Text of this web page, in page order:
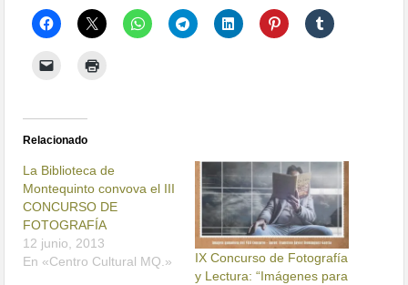
Relacionado
La Biblioteca de
Montequinto convova el III
CONCURSO DE
FOTOGRAFÍA
12 junio, 2013
En «Centro Cultural MQ.»
IX Concurso de Fotografía
y Lectura: “Imágenes para